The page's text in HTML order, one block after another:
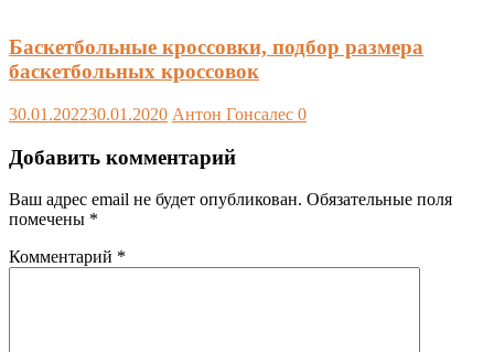
Баскетбольные кроссовки, подбор размера
баскетбольных кроссовок
30.01.202230.01.2020 Антон Гонсалес 0
Добавить комментарий
Ваш адрес email не будет опубликован. Обязательные поля
помечены *
Комментарий *